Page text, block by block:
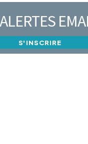
S'INSCRIRE